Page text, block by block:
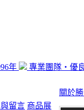
年
專業團隊‧優
留言 商品展
關於